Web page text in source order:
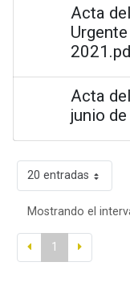
Acta
Acta
junio
20 entradas
Mostrando el
1